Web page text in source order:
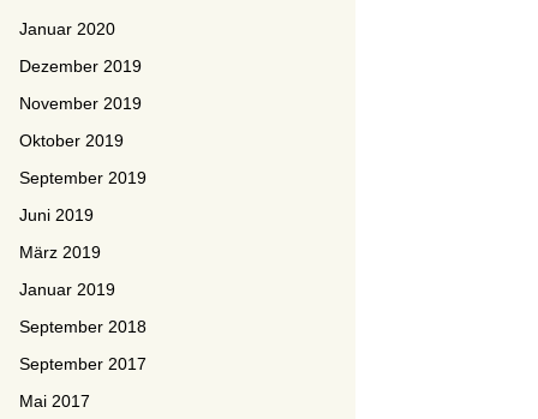
Januar 2020
Dezember 2019
November 2019
Oktober 2019
September 2019
Juni 2019
März 2019
Januar 2019
September 2018
September 2017
Mai 2017